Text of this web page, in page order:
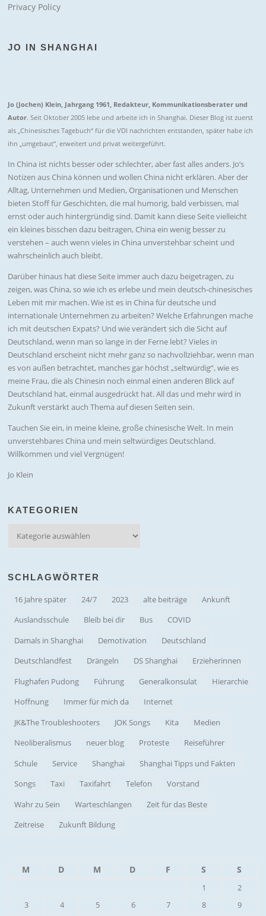
Privacy Policy
JO IN SHANGHAI
Jo (Jochen) Klein, Jahrgang 1961, Redakteur, Kommunikationsberater und
Autor. Seit Oktober 2005 lebe und arbeite ich in Shanghai. Dieser Blog ist zuerst
als „Chinesisches Tagebuch“ für die VDI nachrichten entstanden, später habe ich
ihn „umgebaut“, erweitert und privat weitergeführt.
In China ist nichts besser oder schlechter, aber fast alles anders. Jo’s
Notizen aus China können und wollen China nicht erklären. Aber der
Alltag, Unternehmen und Medien, Organisationen und Menschen
bieten Stoff für Geschichten, die mal humorig, bald verbissen, mal
ernst oder auch hintergründig sind. Damit kann diese Seite vielleicht
ein kleines bisschen dazu beitragen, China ein wenig besser zu
verstehen – auch wenn vieles in China unverstehbar scheint und
wahrscheinlich auch bleibt.
Darüber hinaus hat diese Seite immer auch dazu beigetragen, zu
zeigen, was China, so wie ich es erlebe und mein deutsch-chinesisches
Leben mit mir machen. Wie ist es in China für deutsche und
internationale Unternehmen zu arbeiten? Welche Erfahrungen mache
ich mit deutschen Expats? Und wie verändert sich die Sicht auf
Deutschland, wenn man so lange in der Ferne lebt? Vieles in
Deutschland erscheint nicht mehr ganz so nachvollziehbar, wenn man
es von außen betrachtet, manches gar höchst „seltwürdig“, wie es
meine Frau, die als Chinesin noch einmal einen anderen Blick auf
Deutschland hat, einmal ausgedrückt hat. All das und mehr wird in
Zukunft verstärkt auch Thema auf diesen Seiten sein.
Tauchen Sie ein, in meine kleine, große chinesische Welt. In mein
unverstehbares China und mein seltwürdiges Deutschland.
Willkommen und viel Vergnügen!
Jo Klein
KATEGORIEN
SCHLAGWÖRTER
16 Jahre später 24/7 2023 alte beiträge
Ankunft
Auslandsschule
Bleib bei dir Bus
COVID
Damals in Shanghai
Demotivation
Deutschland
Deutschlandfest
Drängeln DS Shanghai
Erzieherinnen
Flughafen Pudong
Führung Generalkonsulat
Hierarchie
Hoffnung
Immer für mich da
Internet
JK&The Troubleshooters
JOK Songs Kita
Medien
Neoliberalismus
neuer blog Proteste
Reiseführer
Schule
Service Shanghai
Shanghai Tipps und Fakten
Songs
Taxi Taxifahrt Telefon
Vorstand
Wahr zu Sein
Warteschlangen
Zeit für das Beste
Zeitreise
Zukunft Bildung
M D M D F S S
1
2
3
4 5 6 7 8
9